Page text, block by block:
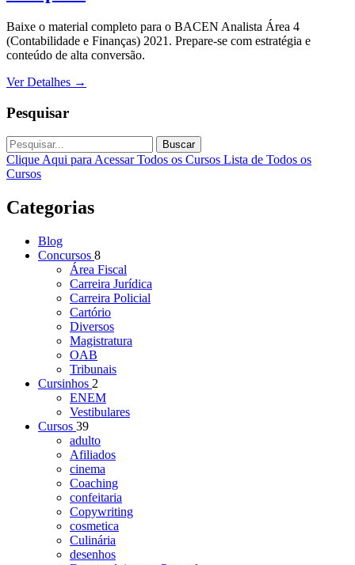
Baixe o material completo para o BACEN Analista Área 4
(Contabilidade e Finanças) 2021. Prepare-se com estratégia e
conteúdo de alta conversão.
Ver Detalhes →
Pesquisar
Buscar
Clique Aqui para Acessar Todos os Cursos Lista de Todos os
Cursos
Categorias
Blog
Concursos 8
Área Fiscal
Carreira Jurídica
Carreira Policial
Cartório
Diversos
Magistratura
OAB
Tribunais
Cursinhos 2
ENEM
Vestibulares
Cursos 39
adulto
Afiliados
cinema
Coaching
confeitaria
Copywriting
cosmetica
Culinária
desenhos